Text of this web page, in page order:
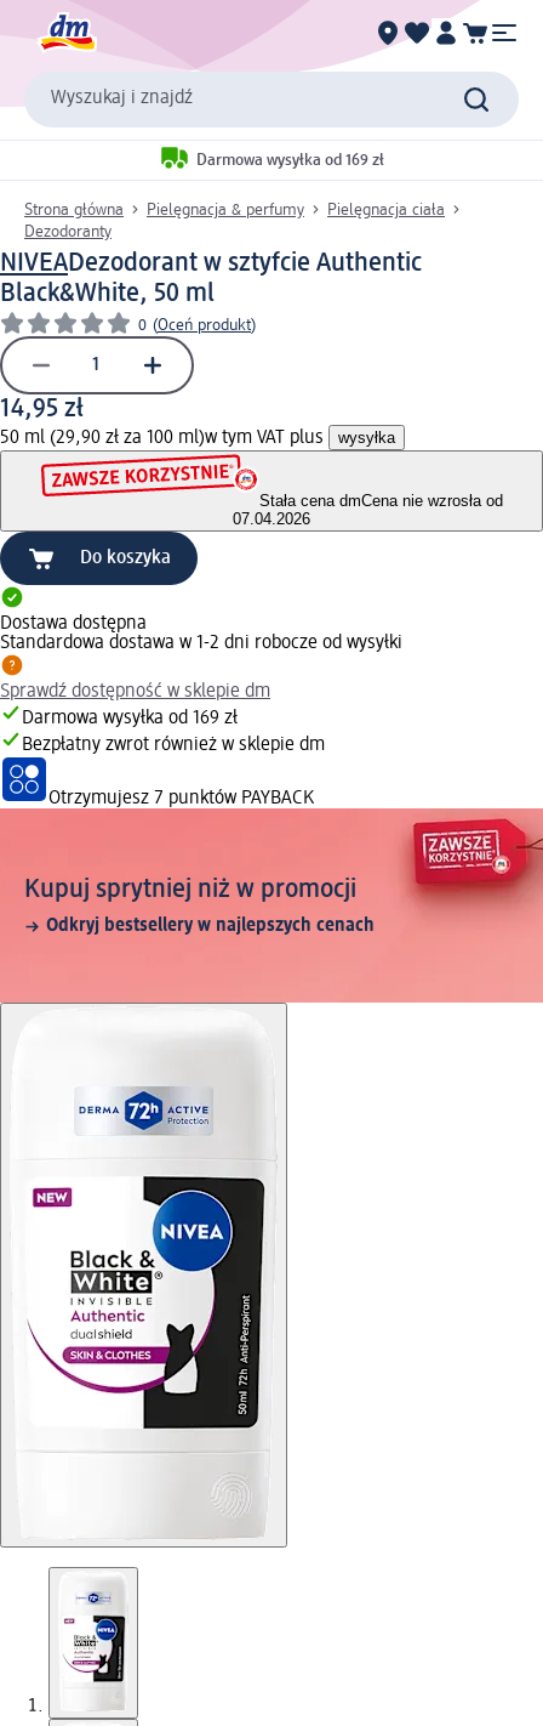
Wyszukaj i znajdź
Darmowa wysyłka od 169 zł
Strona główna Pielęgnacja & perfumy
Pielęgnacja ciała
Dezodoranty
NIVEADezodorant w sztyfcie Authentic
Black&White, 50 ml
0 (Oceń produkt)
14,95 zł
50 ml (29,90 zł za 100 ml)w tym VAT plus wysyłka
Stała cena dmCena nie wzrosła od
07.04.2026
Do koszyka
Dostawa dostępna
Standardowa dostawa w 1-2 dni robocze od wysyłki
Sprawdź dostępność w sklepie dm
Darmowa wysyłka od 169 zł
Bezpłatny zwrot również w sklepie dm
Otrzymujesz 7 punktów PAYBACK
Kupuj sprytniej niż w promocji
Odkryj bestsellery w najlepszych cenach